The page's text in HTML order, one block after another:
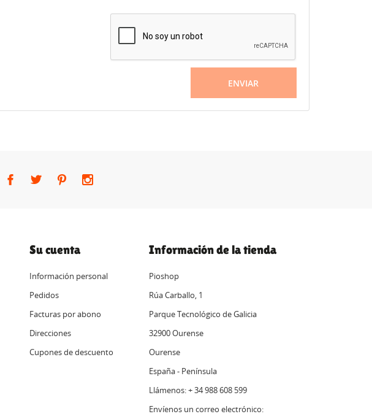
Su cuenta
Información personal
Pedidos
Facturas por abono
Direcciones
Cupones de descuento
Información de la tienda
Pioshop
Rúa Carballo, 1
Parque Tecnológico de Galicia
32900 Ourense
Ourense
España - Península
Llámenos: + 34 988 608 599
Envíenos un correo electrónico: